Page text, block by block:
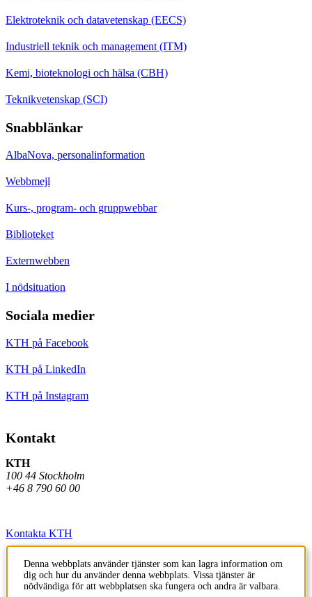
Elektroteknik och datavetenskap (EECS)
Industriell teknik och management (ITM)
Kemi, bioteknologi och hälsa (CBH)
Teknikvetenskap (SCI)
Snabblänkar
AlbaNova, personalinformation
Webbmejl
Kurs-, program- och gruppwebbar
Biblioteket
Externwebben
I nödsituation
Sociala medier
KTH på Facebook
KTH på LinkedIn
KTH på Instagram
Kontakt
KTH
100 44 Stockholm
+46 8 790 60 00
Kontakta KTH
Jobba på KTH
Press och media
Denna webbplats använder tjänster som kan lagra information om
dig och hur du använder denna webbplats. Vissa tjänster är
nödvändiga för att webbplatsen ska fungera och andra är valbara.